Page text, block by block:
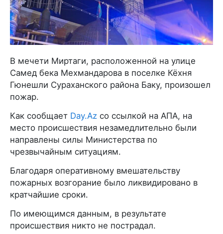
В мечети Миртаги, расположенной на улице
Самед бека Мехмандарова в поселке Кёхня
Гюнешли Сураханского района Баку, произошел
пожар.
Как сообщает Day.Az со ссылкой на АПА, на
место происшествия незамедлительно были
направлены силы Министерства по
чрезвычайным ситуациям.
Благодаря оперативному вмешательству
пожарных возгорание было ликвидировано в
кратчайшие сроки.
По имеющимся данным, в результате
происшествия никто не пострадал.